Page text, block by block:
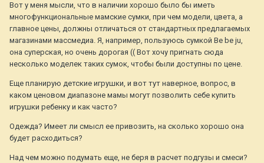
Вот у меня мысли, что в наличии хорошо было бы иметь
многофункциональные мамские сумки, при чем модели, цвета, а
главное цены, должны отличаться от стандартных предлагаемых
магазинами массмедиа. Я, например, пользуюсь сумкой Be be ju,
она суперская, но очень дорогая (( Вот хочу пригнать сюда
несколько моделек таких сумок, чтобы были доступны по цене.
Еще планирую детские игрушки, и вот тут наверное, вопрос, в
каком ценовом диапазоне мамы могут позволить себе купить
игрушки ребенку и как часто?
Одежда? Имеет ли смысл ее привозить, на сколько хорошо она
будет расходиться?
Над чем можно подумать еще, не беря в расчет подгузы и смеси?